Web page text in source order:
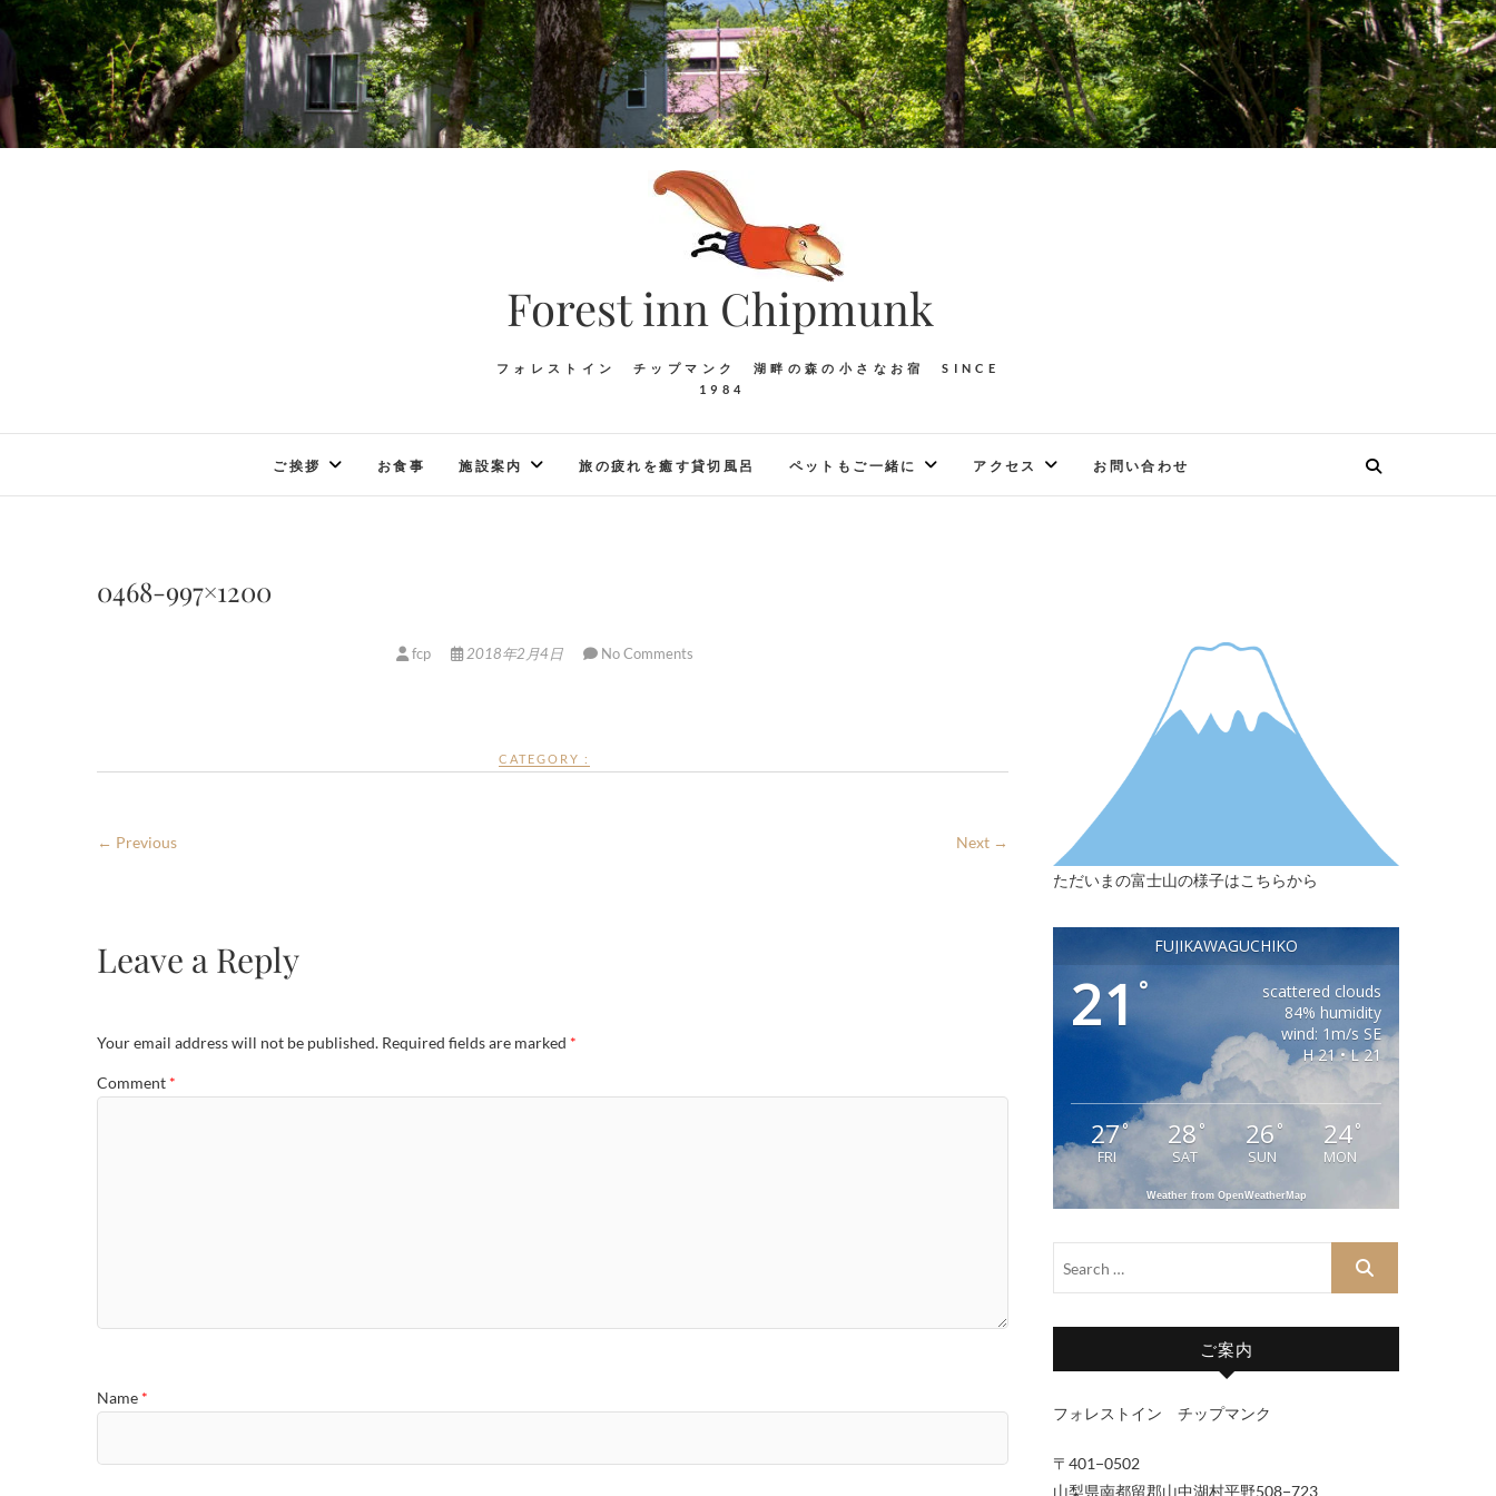
Forest inn Chipmunk
フォレストイン チップマンク 湖畔の森の小さなお宿 SINCE
1984
ご挨拶 お食事 施設案内 旅の疲れを癒す貸切風呂 ペットもご一緒に アクセス お問い合わせ
0468-997×1200
fcp 2018年2月4日 No Comments
CATEGORY :
← Previous Next →
Leave a Reply
Your email address will not be published. Required fields are marked *
Comment *
Name *
ただいまの富士山の様子はこちらから
FUJIKAWAGUCHIKO
21°
scattered clouds
84% humidity
wind: 1m/s SE
H 21 • L 21
27°
FRI
28 °
SAT
26°
SUN
24°
MON
Weather from OpenWeatherMap
ご案内
フォレストイン チップマンク
〒401−0502
山梨県南都留郡山中湖村平野508−723